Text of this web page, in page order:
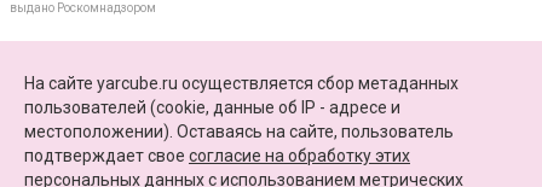
выдано Роскомнадзором
ПАРТНЕРЫ
КАРТА САЙТА
На сайте yarcube.ru осуществляется сбор метаданных
пользователей (cookie, данные об IP - адресе и
местоположении). Оставаясь на сайте, пользователь
подтверждает свое согласие на обработку этих
персональных данныхc использованием метрических